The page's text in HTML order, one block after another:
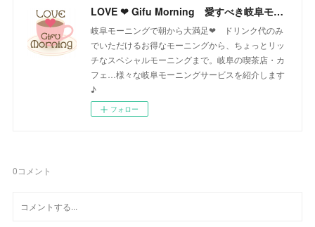
LOVE ❤ Gifu Morning 愛すべき岐阜モーニング♪
岐阜モーニングで朝から大満足❤ ドリンク代のみ
でいただけるお得なモーニングから、ちょっとリッ
チなスペシャルモーニングまで。岐阜の喫茶店・カ
フェ…様々な岐阜モーニングサービスを紹介します
♪
フォロー
0コメント